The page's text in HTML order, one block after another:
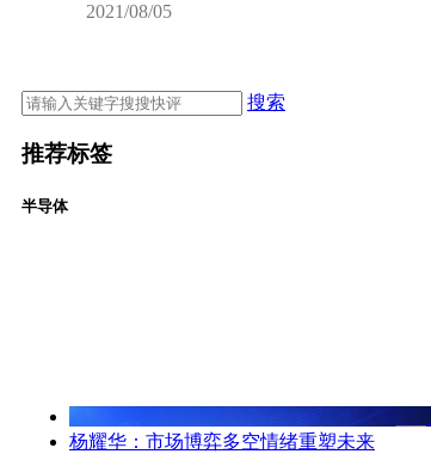
2021/08/05
搜索
推荐标签
半导体
杨耀华：市场博弈多空情绪重塑未来